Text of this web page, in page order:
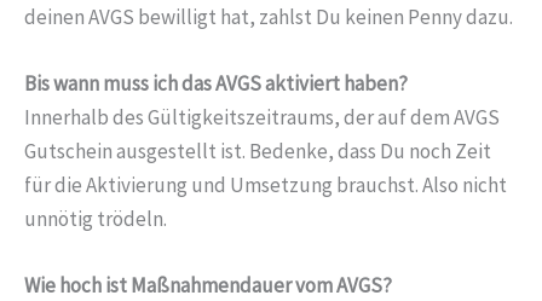
deinen AVGS bewilligt hat, zahlst Du keinen Penny dazu.
Bis wann muss ich das AVGS aktiviert haben?
Innerhalb des Gültigkeitszeitraums, der auf dem AVGS
Gutschein ausgestellt ist. Bedenke, dass Du noch Zeit
für die Aktivierung und Umsetzung brauchst. Also nicht
unnötig trödeln.
Wie hoch ist Maßnahmendauer vom AVGS?